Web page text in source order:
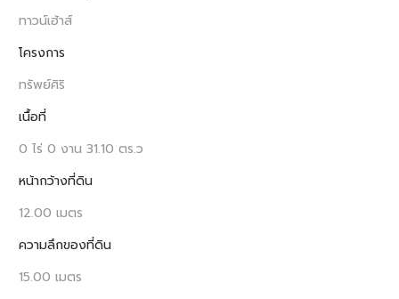
ทาวน์เฮ้าส์
โครงการ
ทรัพย์ศิริ
เนื้อที่
0 ไร่ 0 งาน 31.10 ตร.ว
หน้ากว้างที่ดิน
12.00 เมตร
ความลึกของที่ดิน
15.00 เมตร